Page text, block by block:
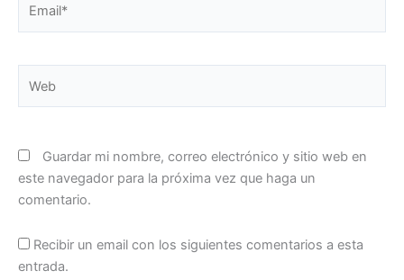
Guardar mi nombre, correo electrónico y sitio web en
este navegador para la próxima vez que haga un
comentario.
Recibir un email con los siguientes comentarios a esta
entrada.